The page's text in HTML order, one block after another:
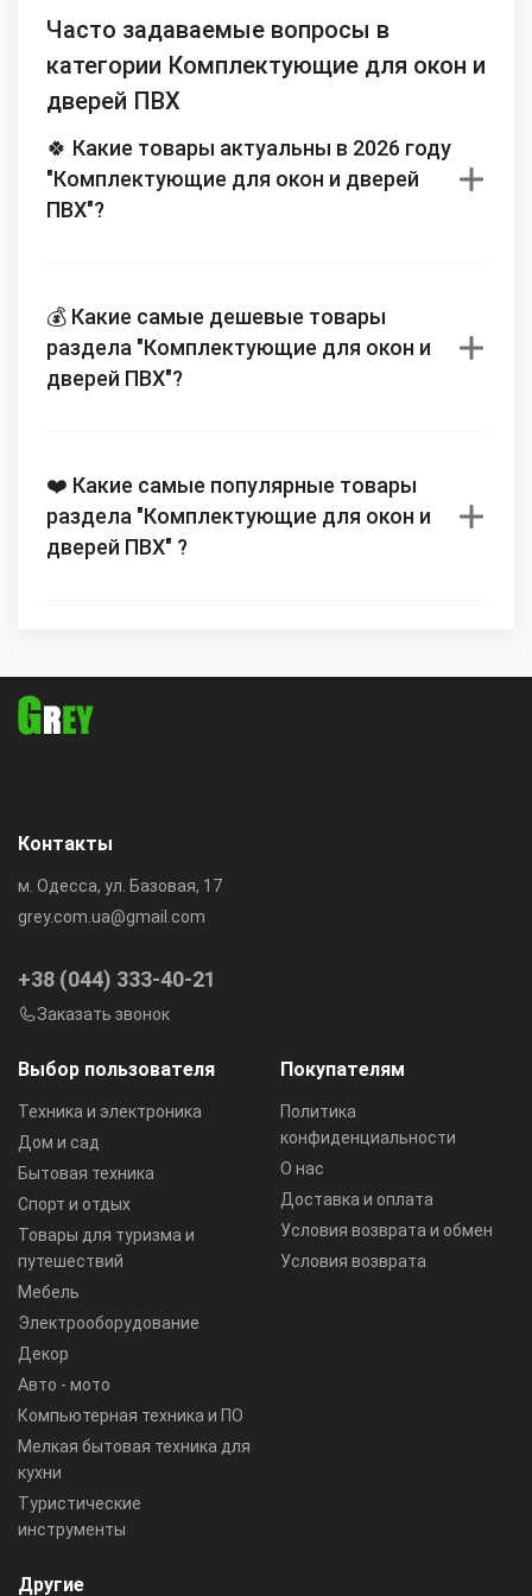
Часто задаваемые вопросы в
категории Комплектующие для окон и
дверей ПВХ
🍀 Какие товары актуальны в 2026 году
"Комплектующие для окон и дверей
ПВХ"?
💰 Какие самые дешевые товары
раздела "Комплектующие для окон и
дверей ПВХ"?
❤️ Какие самые популярные товары
раздела "Комплектующие для окон и
дверей ПВХ" ?
Выбор пользователя
Техника и электроника
Дом и сад
Бытовая техника
Спорт и отдых
Товары для туризма и
путешествий
Мебель
Электрооборудование
Декор
Авто - мото
Компьютерная техника и ПО
Мелкая бытовая техника для
кухни
Туристические
инструменты
Покупателям
Политика
конфиденциальности
О нас
Доставка и оплата
Условия возврата и обмен
Условия возврата
Другие
Контакты
м. Одесса, ул. Базовая, 17
grey.com.ua@gmail.com
+38 (044) 333-40-21
Заказать звонок